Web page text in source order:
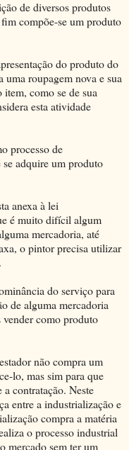
de diversos produtos
compõe-se um produto
do produto do
roupagem nova e sua
como se de sua
esta atividade
processo de
adquire um produto
anexa à lei
é muito difícil algum
mercadoria, até
o pintor precisa utilizar
do serviço para
de alguma mercadoria
vender como produto
não compra um
lo, mas sim para que
contratação. Neste
entre a industrialização e
compra a matéria
o processo industrial
mercado sem ter um